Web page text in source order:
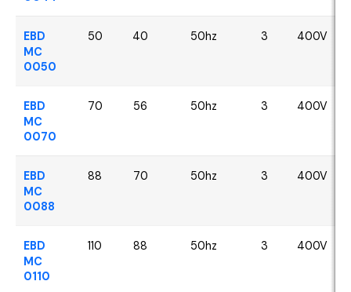
EBD
MC
0050
50 40 50hz 3 400V
EBD
MC
0070
70 56 50hz 3 400V
EBD
MC
0088
88 70 50hz 3 400V
EBD
MC
0110
110 88 50hz 3 400V